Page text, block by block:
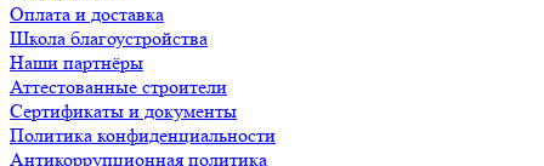
Оплата и доставка
Школа благоустройства
Наши партнёры
Аттестованные строители
Сертификаты и документы
Политика конфиденциальности
Антикоррупционная политика